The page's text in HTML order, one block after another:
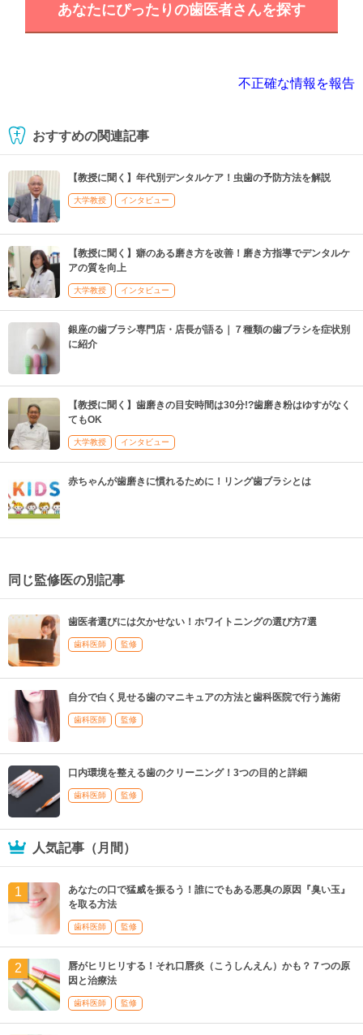
あなたにぴったりの歯医者さんを探す
不正確な情報を報告
おすすめの関連記事
【教授に聞く】年代別デンタルケア！虫歯の予防方法を解説
大学教授 インタビュー
【教授に聞く】癖のある磨き方を改善！磨き方指導でデンタルケ
アの質を向上
大学教授 インタビュー
銀座の歯ブラシ専門店・店長が語る｜７種類の歯ブラシを症状別
に紹介
【教授に聞く】歯磨きの目安時間は30分!?歯磨き粉はゆすがなく
てもOK
大学教授 インタビュー
赤ちゃんが歯磨きに慣れるために！リング歯ブラシとは
同じ監修医の別記事
歯医者選びには欠かせない！ホワイトニングの選び方7選
歯科医師 監修
自分で白く見せる歯のマニキュアの方法と歯科医院で行う施術
歯科医師 監修
口内環境を整える歯のクリーニング！3つの目的と詳細
歯科医師 監修
人気記事（月間）
あなたの口で猛威を振るう！誰にでもある悪臭の原因『臭い玉』
を取る方法
歯科医師 監修
唇がヒリヒリする！それ口唇炎（こうしんえん）かも？７つの原
因と治療法
歯科医師 監修